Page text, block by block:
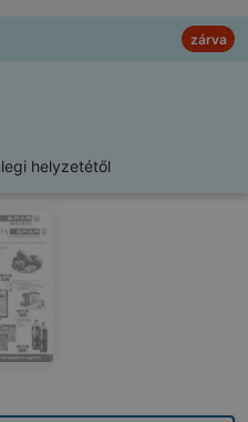
zárva
helyzetétől